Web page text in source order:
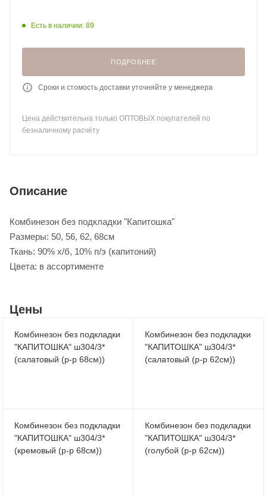
Есть в наличии: 89
ПОДРОБНЕЕ
Сроки и стомость доставки уточняйте у менеджера
Цена действительна только ОПТОВЫХ покупателей по
безналичному расчёту
Описание
Комбинезон без подкладки "Капитошка"
Размеры: 50, 56, 62, 68см
Ткань: 90% х/б, 10% п/э (капитоний)
Цвета: в ассортименте
Цены
Комбинезон без подкладки
"КАПИТОШКА" ш304/3*
(салатовый (р-р 68см))
Комбинезон без подкладки
"КАПИТОШКА" ш304/3*
(салатовый (р-р 62см))
Комбинезон без подкладки
"КАПИТОШКА" ш304/3*
(кремовый (р-р 68см))
Комбинезон без подкладки
"КАПИТОШКА" ш304/3*
(голубой (р-р 62см))